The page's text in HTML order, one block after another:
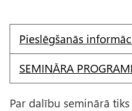
Pieslēgšanās
SEMINĀRA
Par dalību seminārā